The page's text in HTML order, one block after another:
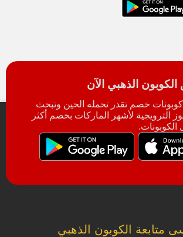
الذهبي الآن
خصم تقدر تحمله الحين وتبحث
الترويجية لأشهر الماركات بخصم أكثر
متابعة الكوبون الذهبي